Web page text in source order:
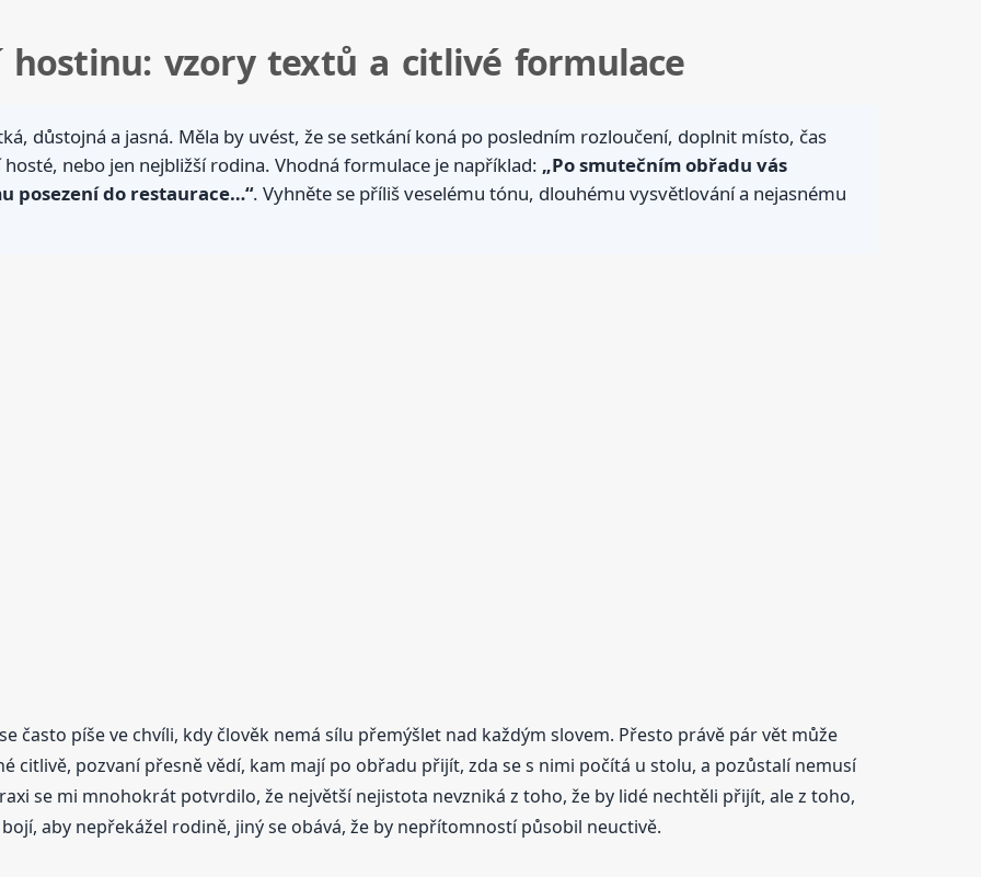
hostinu: vzory textů a citlivé formulace
důstojná a jasná. Měla by uvést, že se setkání koná po posledním rozloučení, doplnit místo, čas
nebo jen nejbližší rodina. Vhodná formulace je například: „Po smutečním obřadu vás
posezení do restaurace…“. Vyhněte se příliš veselému tónu, dlouhému vysvětlování a nejasnému
často píše ve chvíli, kdy člověk nemá sílu přemýšlet nad každým slovem. Přesto právě pár vět může
citlivě, pozvaní přesně vědí, kam mají po obřadu přijít, zda se s nimi počítá u stolu, a pozůstalí nemusí
se mi mnohokrát potvrdilo, že největší nejistota nevzniká z toho, že by lidé nechtěli přijít, ale z toho,
aby nepřekážel rodině, jiný se obává, že by nepřítomností působil neuctivě.